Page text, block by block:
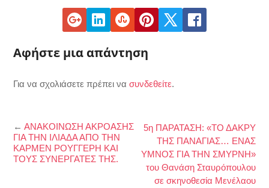
Αφήστε μια απάντηση
Για να σχολιάσετε πρέπει νασυνδεθείτε.
←ΑΝΑΚΟΙΝΩΣΗ ΑΚΡΟΑΣΗΣ
ΓΙΑ ΤΗΝ ΙΛΙΑΔΑ ΑΠΟ ΤΗΝ
ΚΑΡΜΕΝ ΡΟΥΓΓΕΡΗ ΚΑΙ
ΤΟΥΣ ΣΥΝΕΡΓΑΤΕΣ ΤΗΣ.
5η ΠΑΡΑΤΑΣΗ: «ΤΟ ΔΑΚΡΥ
ΤΗΣ ΠΑΝΑΓΙΑΣ… ΕΝΑΣ
ΥΜΝΟΣ ΓΙΑ ΤΗΝ ΣΜΥΡΝΗ»
του Θανάση Σταυρόπουλου
σε σκηνοθεσία Μενέλαου